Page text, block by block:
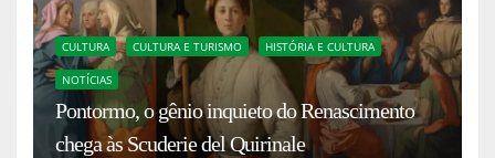
CULTURA CULTURA E TURISMO HISTÓRIA E CULTURA
NOTÍCIAS
Pontormo, o gênio inquieto do Renascimento
chega às Scuderie del Quirinale